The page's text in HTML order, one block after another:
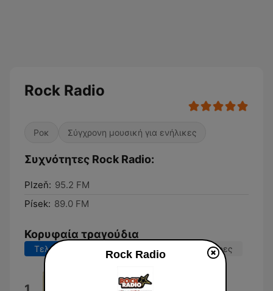
Rock Radio
Ροκ Σύγχρονη μουσική για ενήλικες
Συχνότητες Rock Radio:
Plzeň: 95.2 FM
Písek: 89.0 FM
Κορυφαία τραγούδια
Τελευταίες 7 ημέρες Τελευταίες 30 ημέρες
Rock Radio